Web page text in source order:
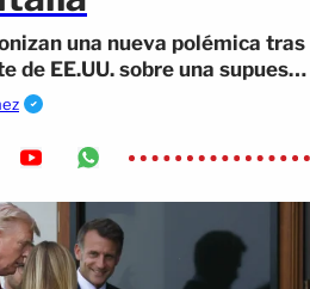
una nueva polémica tras
de EE.UU. sobre una supuesta